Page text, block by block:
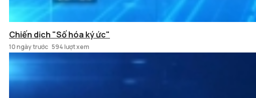
Chiến dịch "Số hóa ký ức"
10 ngày trước 594 lượt xem